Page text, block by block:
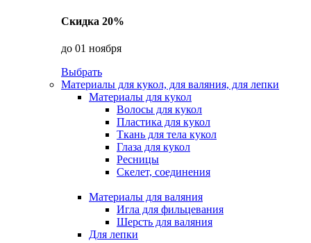
Скидка 20%
до 01 ноября
Выбрать
Материалы для кукол, для валяния, для лепки
Материалы для кукол
Волосы для кукол
Пластика для кукол
Ткань для тела кукол
Глаза для кукол
Ресницы
Скелет, соединения
Материалы для валяния
Игла для фильцевания
Шерсть для валяния
Для лепки